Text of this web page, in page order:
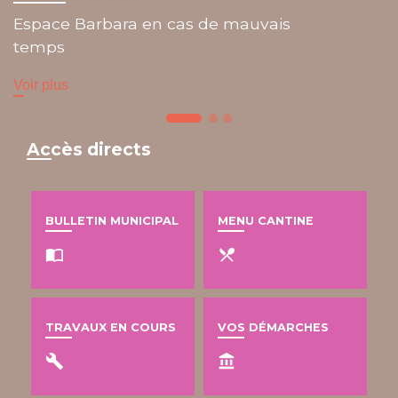
Barbara en cas de mauvais
Accès directs
BULLETIN MUNICIPAL
import_contacts
MENU CANTINE
local_dining
TRAVAUX EN COURS
build
VOS DÉMARCHES
account_balance